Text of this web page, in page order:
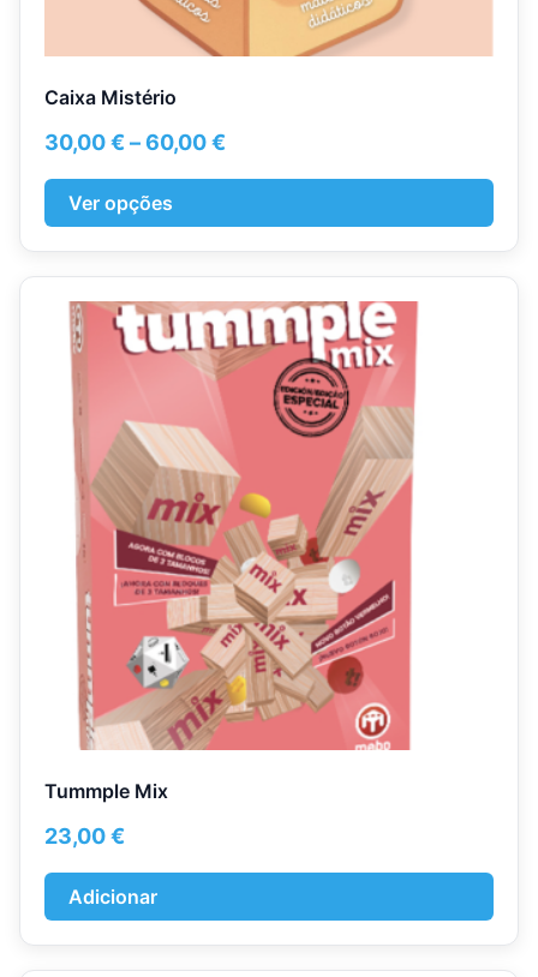
Caixa Mistério
30,00€ –60,00€
Ver opções
Tummple Mix
23,00€
Adicionar